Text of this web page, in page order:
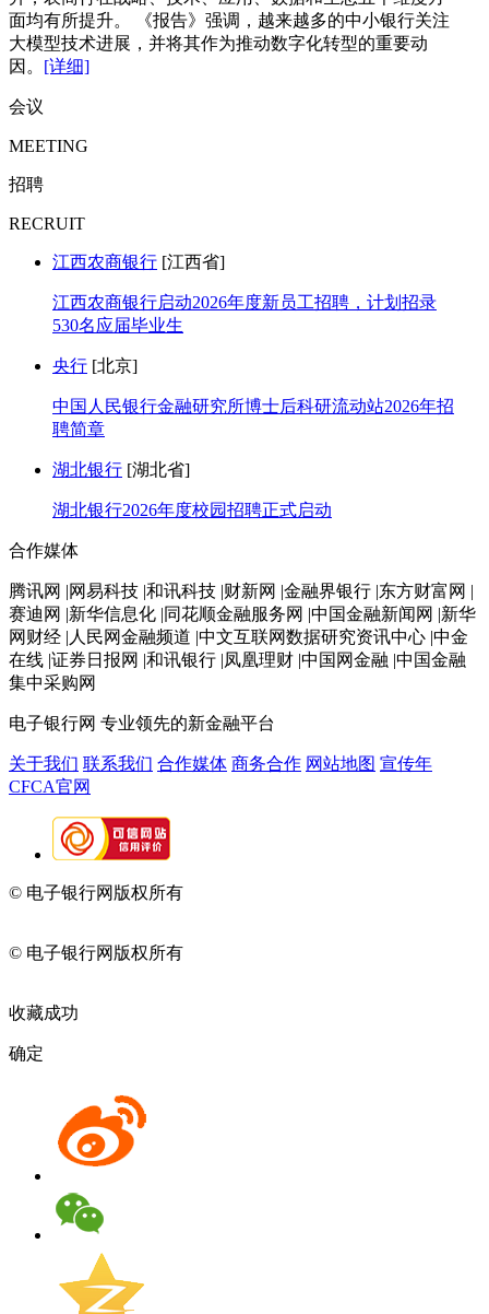
面均有所提升。 《报告》强调，越来越多的中小银行关注
大模型技术进展，并将其作为推动数字化转型的重要动
因。 [详细]
会议
MEETING
招聘
RECRUIT
江西农商银行 [江西省]
江西农商银行启动2026年度新员工招聘，计划招录
530名应届毕业生
央行 [北京]
中国人民银行金融研究所博士后科研流动站2026年招
聘简章
湖北银行 [湖北省]
湖北银行2026年度校园招聘正式启动
合作媒体
腾讯网 |网易科技 |和讯科技 |财新网 |金融界银行 |东方财富网 |
赛迪网 |新华信息化 |同花顺金融服务网 |中国金融新闻网 |新华
网财经 |人民网金融频道 |中文互联网数据研究资讯中心 |中金
在线 |证券日报网 |和讯银行 |凤凰理财 |中国网金融 |中国金融
集中采购网
电子银行网 专业领先的新金融平台
关于我们 联系我们 合作媒体 商务合作 网站地图 宣传年
CFCA官网
© 电子银行网版权所有
© 电子银行网版权所有
收藏成功
确定